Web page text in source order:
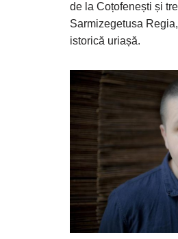
de la Coțofenești și
Sarmizegetusa
istorică uriașă.